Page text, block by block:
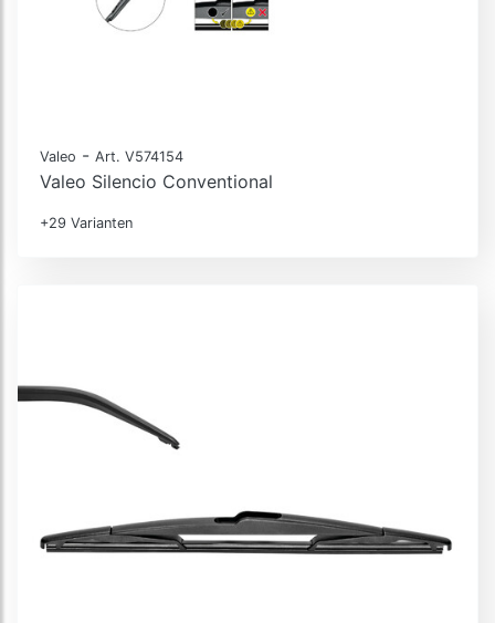
Valeo - Art. V574154
Valeo Silencio Conventional
+29 Varianten